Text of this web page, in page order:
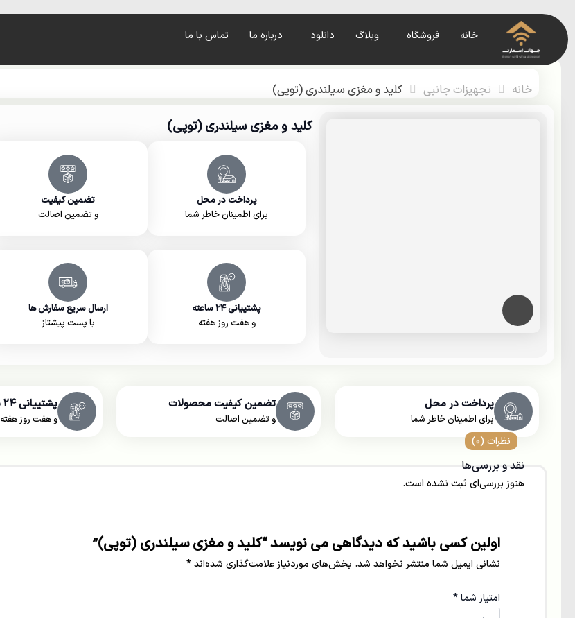
محتوا
خانه فروشگاه وبلاگ دانلود درباره ما تماس با ما
خانه تجهیزات جانبی كليد و مغزی سيلندری (توپی)
كليد و مغزی سيلندری (توپی)
پرداخت در محل
برای اطمینان خاطر شما
تضمین کیفیت
و تضمین اصالت
پشتییانی ۲۴ ساعته
و هفت روز هفته
ارسال سریع سفارش ها
با پست پیشتاز
پرداخت در محل
برای اطمینان خاطر شما
تضمین کیفیت محصولات
و تضمین اصالت
پشتییانی ۲۴ ساعته
و هفت روز هفته
نظرات (0)
نقد و بررسی‌ها
هنوز بررسی‌ای ثبت نشده است.
اولین کسی باشید که دیدگاهی می نویسد “كليد و مغزی سيلندری (توپی)”
نشانی ایمیل شما منتشر نخواهد شد. بخش‌های موردنیاز علامت‌گذاری شده‌اند*
امتیاز شما*